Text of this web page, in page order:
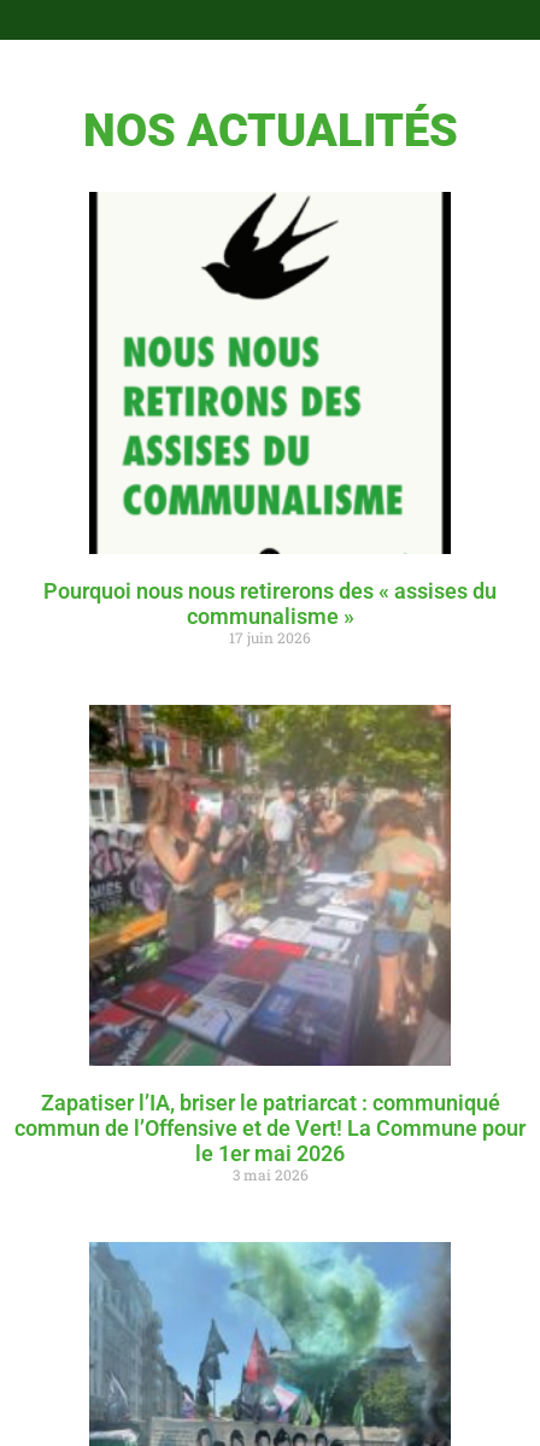
NOS ACTUALITÉS
Pourquoi nous nous retirerons des « assises du
communalisme »
17 juin 2026
Zapatiser l’IA, briser le patriarcat : communiqué
commun de l’Offensive et de Vert! La Commune pour
le 1er mai 2026
3 mai 2026